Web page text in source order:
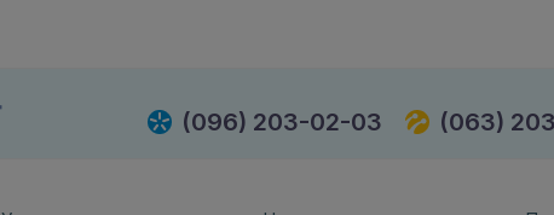
(096) 203-02-03 (063)